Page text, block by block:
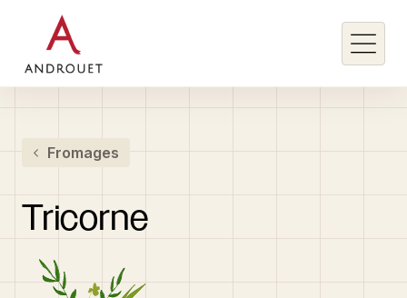
Rechercher un mot clé
Fromages
Tricorne